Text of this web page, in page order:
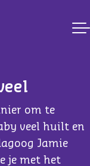
om te
veel huilt en
Jamie
je met het